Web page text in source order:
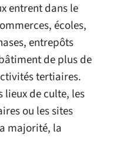
entrent dans le
écoles,
entrepôts
de plus de
tertiaires.
lieux de culte, les
ou les sites
majorité, la